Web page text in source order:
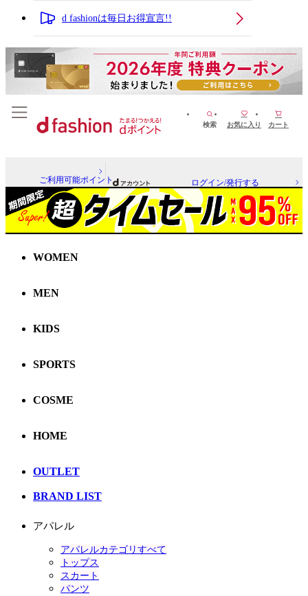
d fashionは毎日お得宣言!!
検索 お気に入り カート
ご利用可能ポイント ログイン/発行する
WOMEN
MEN
KIDS
SPORTS
COSME
HOME
OUTLET
BRAND LIST
アパレル
アパレルカテゴリすべて
トップス
スカート
パンツ